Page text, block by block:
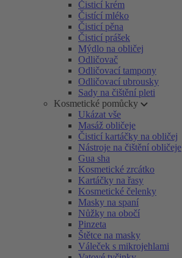
Čisticí krém
Čistící mléko
Čisticí pěna
Čisticí prášek
Mýdlo na obličej
Odličovač
Odličovací tampony
Odličovací ubrousky
Sady na čištění pleti
Kosmetické pomůcky
Ukázat vše
Masáž obličeje
Čisticí kartáčky na obličej
Nástroje na čištění obličeje
Gua sha
Kosmetické zrcátko
Kartáčky na řasy
Kosmetické čelenky
Masky na spaní
Nůžky na obočí
Pinzeta
Štětce na masky
Váleček s mikrojehlami